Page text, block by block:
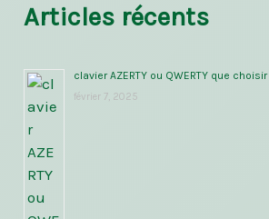
Articles récents
clavier AZERTY ou QWERTY que choisir
février 7, 2025